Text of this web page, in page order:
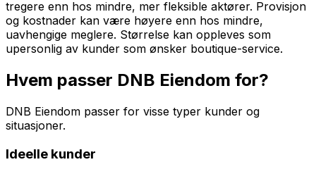
tregere enn hos mindre, mer fleksible aktører. Provisjon
og kostnader kan være høyere enn hos mindre,
uavhengige meglere. Størrelse kan oppleves som
upersonlig av kunder som ønsker boutique-service.
Hvem passer DNB Eiendom for?
DNB Eiendom passer for visse typer kunder og
situasjoner.
Ideelle kunder